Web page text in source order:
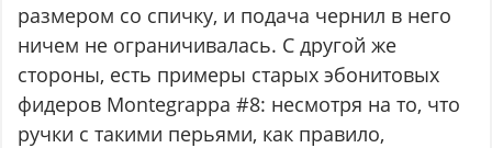
размером со спичку, и подача чернил в него
ничем не ограничивалась. С другой же
стороны, есть примеры старых эбонитовых
фидеров Montegrappa #8: несмотря на то, что
ручки с такими перьями, как правило,